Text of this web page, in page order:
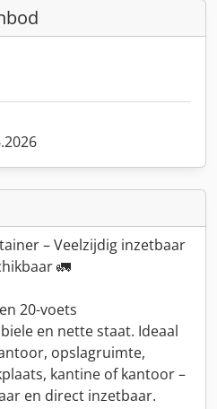
– Veelzijdig inzetbaar
🚛
20-voets
en nette staat. Ideaal
opslagruimte,
kantine of kantoor –
en direct inzetbaar.